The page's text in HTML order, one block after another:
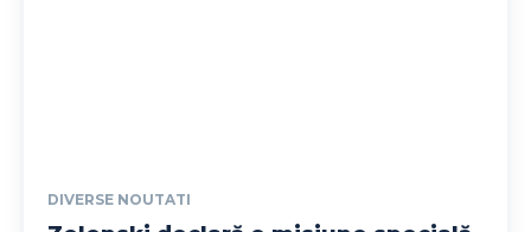
DIVERSE NOUTATI